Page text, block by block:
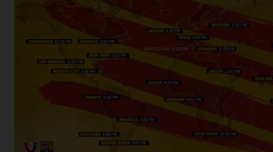
Jugadores
Calendario
Resultados
Clasificaciones
Noticias
Voleibol masculino
Voleibol femenino
Apúntate a las amateurs
Apúntate a las amateurs
Carnet de las Secciones Amateurs
PLUSICON
MÁS
League of Legends